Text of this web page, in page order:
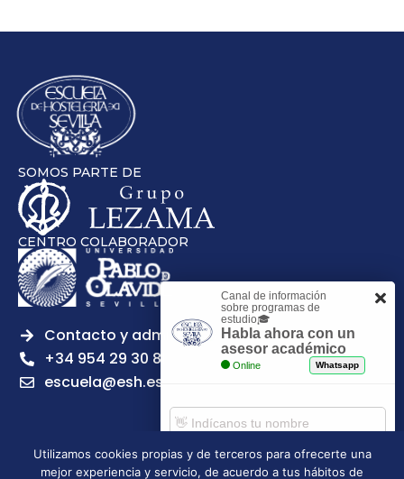
SOMOS PARTE DE
CENTRO COLABORADOR
Contacto y admisiones
+34 954 29 30 81
escuela@esh.es
Utilizamos cookies propias y de terceros para ofrecerte una
mejor experiencia y servicio, de acuerdo a tus hábitos de
Canal de información
sobre programas de
estudio🎓
Habla ahora con un
asesor académico
Online Whatsapp